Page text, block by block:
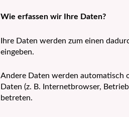
Wie erfassen wir Ihre Daten?
Ihre Daten werden zum einen
eingeben.
Andere Daten werden automatisch
Daten (z. B. Internetbrowser,
betreten.